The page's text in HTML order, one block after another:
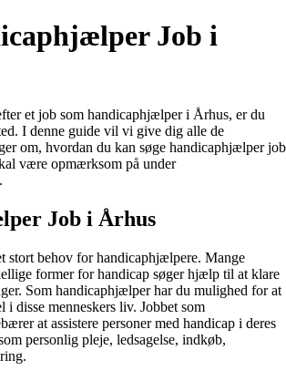
Job i
et job som handicaphjælper i Århus, er du
I denne guide vil vi give dig alle de
om, hvordan du kan søge handicaphjælper job
være opmærksom på under
Job i Århus
stort behov for handicaphjælpere. Mange
former for handicap søger hjælp til at klare
Som handicaphjælper har du mulighed for at
i disse menneskers liv. Jobbet som
at assistere personer med handicap i deres
personlig pleje, ledsagelse, indkøb,